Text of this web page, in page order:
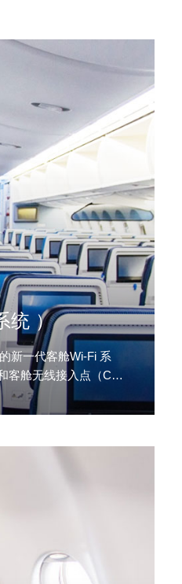
统 ）
新一代客舱Wi-Fi 系
客舱无线接入点（CW